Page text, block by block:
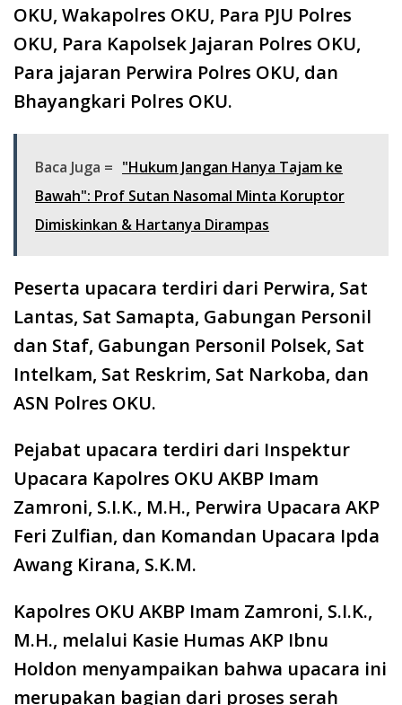
OKU, Wakapolres OKU, Para PJU Polres
OKU, Para Kapolsek Jajaran Polres OKU,
Para jajaran Perwira Polres OKU, dan
Bhayangkari Polres OKU.
Baca Juga = "Hukum Jangan Hanya Tajam ke
Bawah": Prof Sutan Nasomal Minta Koruptor
Dimiskinkan & Hartanya Dirampas
Peserta upacara terdiri dari Perwira, Sat
Lantas, Sat Samapta, Gabungan Personil
dan Staf, Gabungan Personil Polsek, Sat
Intelkam, Sat Reskrim, Sat Narkoba, dan
ASN Polres OKU.
Pejabat upacara terdiri dari Inspektur
Upacara Kapolres OKU AKBP Imam
Zamroni, S.I.K., M.H., Perwira Upacara AKP
Feri Zulfian, dan Komandan Upacara Ipda
Awang Kirana, S.K.M.
Kapolres OKU AKBP Imam Zamroni, S.I.K.,
M.H., melalui Kasie Humas AKP Ibnu
Holdon menyampaikan bahwa upacara ini
merupakan bagian dari proses serah